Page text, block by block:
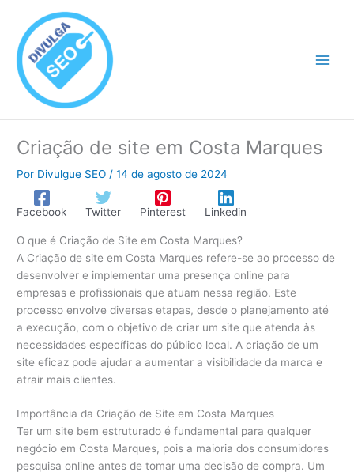
conteúdo
Criação de site em Costa Marques
Por Divulgue SEO /14 de agosto de 2024
Facebook Twitter Pinterest Linkedin
O que é Criação de Site em Costa Marques?
A Criação de site em Costa Marques refere-se ao processo de
desenvolver e implementar uma presença online para
empresas e profissionais que atuam nessa região. Este
processo envolve diversas etapas, desde o planejamento até
a execução, com o objetivo de criar um site que atenda às
necessidades específicas do público local. A criação de um
site eficaz pode ajudar a aumentar a visibilidade da marca e
atrair mais clientes.
Importância da Criação de Site em Costa Marques
Ter um site bem estruturado é fundamental para qualquer
negócio em Costa Marques, pois a maioria dos consumidores
pesquisa online antes de tomar uma decisão de compra. Um